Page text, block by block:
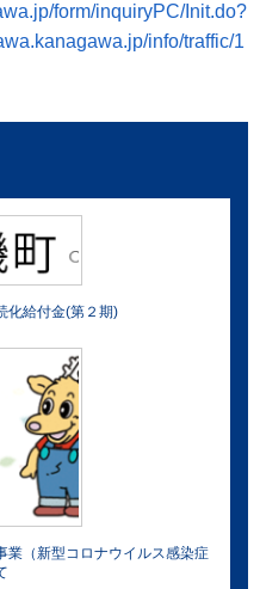
form/inquiryPC/Init.do?
info/traffic/1
化給付金(第２期)
業（新型コロナウイルス感染症